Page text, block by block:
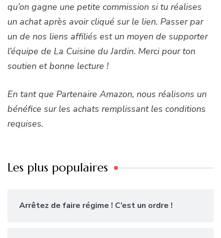
qu’on gagne une petite commission si tu réalises
un achat après avoir cliqué sur le lien. Passer par
un de nos liens affiliés est un moyen de supporter
l’équipe de La Cuisine du Jardin. Merci pour ton
soutien et bonne lecture !
En tant que Partenaire Amazon, nous réalisons un
bénéfice sur les achats remplissant les conditions
requises.
Les plus populaires
Arrêtez de faire régime ! C’est un ordre !